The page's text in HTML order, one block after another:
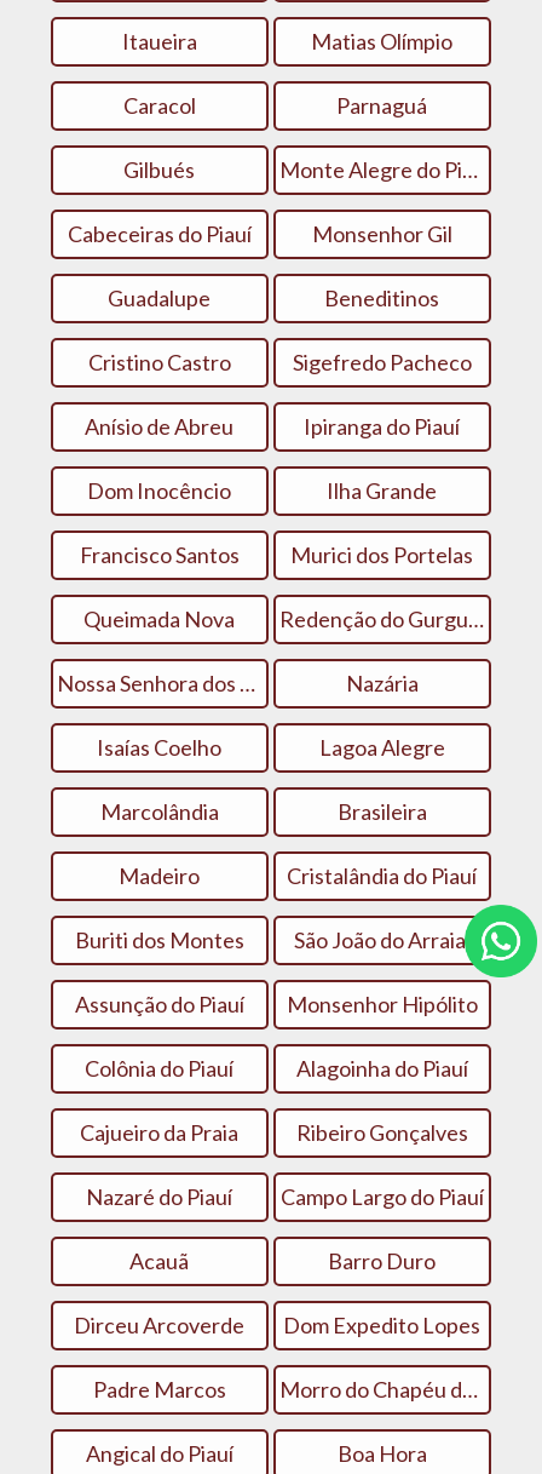
Itaueira Matias Olímpio
Caracol Parnaguá
Gilbués Monte Alegre do Piauí
Cabeceiras do Piauí Monsenhor Gil
Guadalupe Beneditinos
Cristino Castro Sigefredo Pacheco
Anísio de Abreu Ipiranga do Piauí
Dom Inocêncio Ilha Grande
Francisco Santos Murici dos Portelas
Queimada Nova Redenção do Gurgueia
Nossa Senhora dos Remédios Nazária
Isaías Coelho Lagoa Alegre
Marcolândia Brasileira
Madeiro Cristalândia do Piauí
Buriti dos Montes São João do Arraial
Assunção do Piauí Monsenhor Hipólito
Colônia do Piauí Alagoinha do Piauí
Cajueiro da Praia Ribeiro Gonçalves
Nazaré do Piauí Campo Largo do Piauí
Acauã Barro Duro
Dirceu Arcoverde Dom Expedito Lopes
Padre Marcos Morro do Chapéu do Piauí
Angical do Piauí Boa Hora